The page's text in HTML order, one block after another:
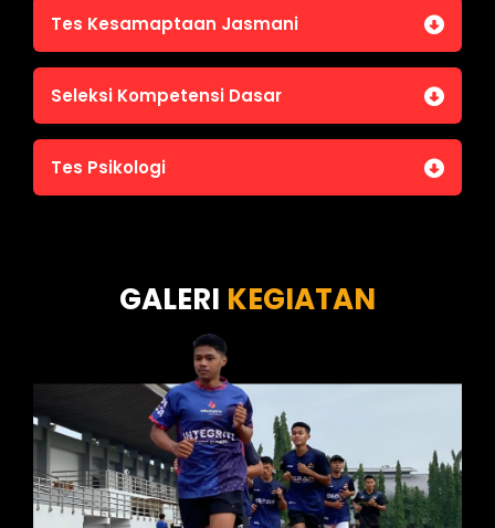
Tes Kesamaptaan Jasmani
Jasmani A (Lari 12 menit)
Jasmani C (Renang)
Seleksi Kompetensi Dasar
Tes Intelegensi Umum
Tes Psikologi
Tes Kepribadian
GALERI KEGIATAN